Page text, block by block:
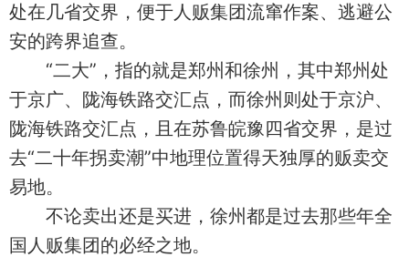
处在几省交界，便于人贩集团流窜作案、逃避公
安的跨界追查。
“二大”，指的就是郑州和徐州，其中郑州处
于京广、陇海铁路交汇点，而徐州则处于京沪、
陇海铁路交汇点，且在苏鲁皖豫四省交界，是过
去“二十年拐卖潮”中地理位置得天独厚的贩卖交
易地。
不论卖出还是买进，徐州都是过去那些年全
国人贩集团的必经之地。